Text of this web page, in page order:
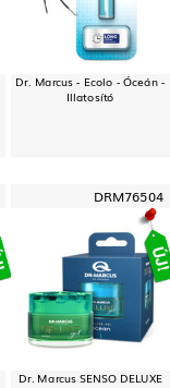
Dr. Marcus - Ecolo - Óceán -
Illatosító
DRM76504
Dr. Marcus SENSO DELUXE